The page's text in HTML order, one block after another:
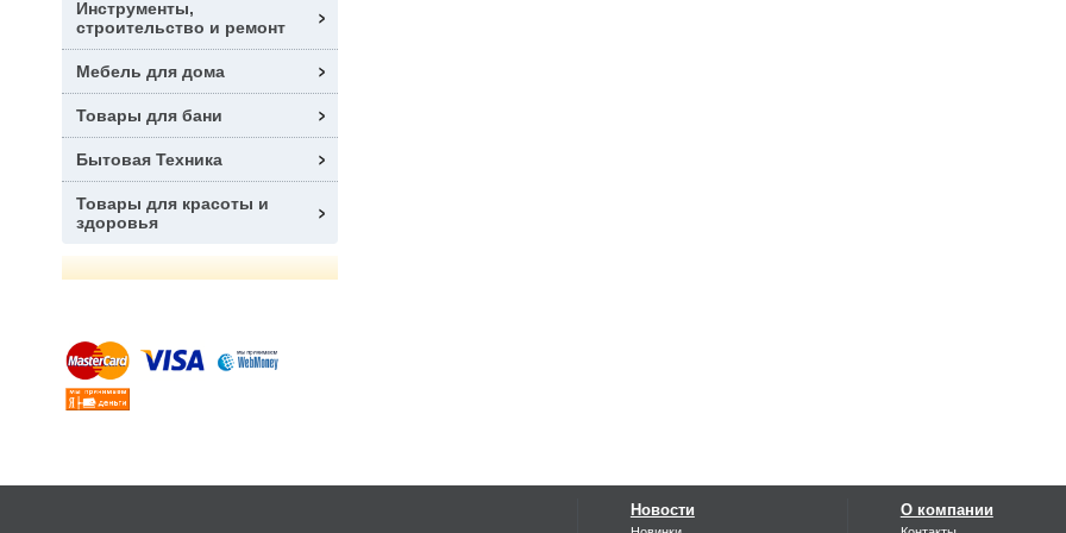
Инструменты,
строительство и ремонт
Мебель для дома
Товары для бани
Бытовая Техника
Товары для красоты и
здоровья
Новости О компании